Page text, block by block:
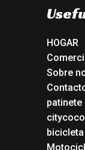
HOGAR
Sobre
citycoco